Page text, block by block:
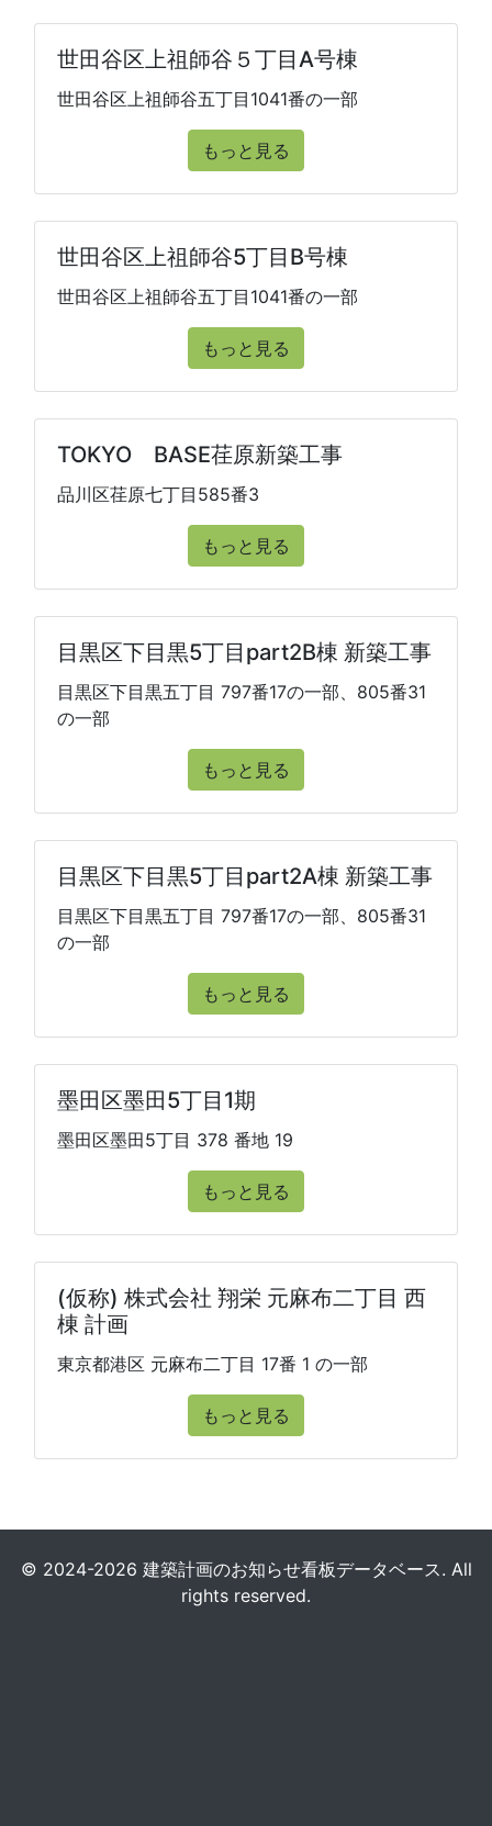
世田谷区上祖師谷５丁目A号棟
世田谷区上祖師谷五丁目1041番の一部
もっと見る
世田谷区上祖師谷5丁目B号棟
世田谷区上祖師谷五丁目1041番の一部
もっと見る
TOKYO BASE荏原新築工事
品川区荏原七丁目585番3
もっと見る
目黒区下目黒5丁目part2B棟 新築工事
目黒区下目黒五丁目 797番17の一部、805番31
の一部
もっと見る
目黒区下目黒5丁目part2A棟 新築工事
目黒区下目黒五丁目 797番17の一部、805番31
の一部
もっと見る
墨田区墨田5丁目1期
墨田区墨田5丁目 378 番地 19
もっと見る
(仮称) 株式会社 翔栄 元麻布二丁目 西
棟 計画
東京都港区 元麻布二丁目 17番 1 の一部
もっと見る
© 2024-2026 建築計画のお知らせ看板データベース. All
rights reserved.